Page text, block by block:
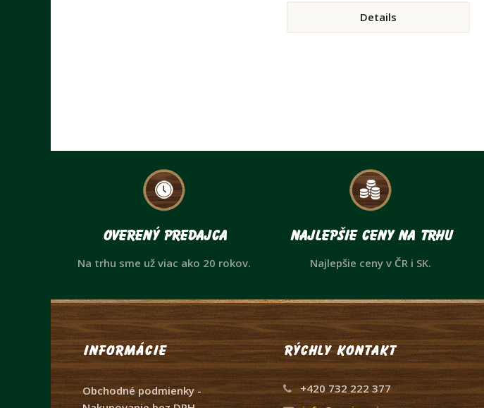
Details
Overený predajca
Na trhu sme už viac ako 20 rokov.
Najlepšie ceny na trhu
Najlepšie ceny v ČR i SK.
Informácie
Obchodné podmienky -
Rýchly kontakt
+420 732 222 377